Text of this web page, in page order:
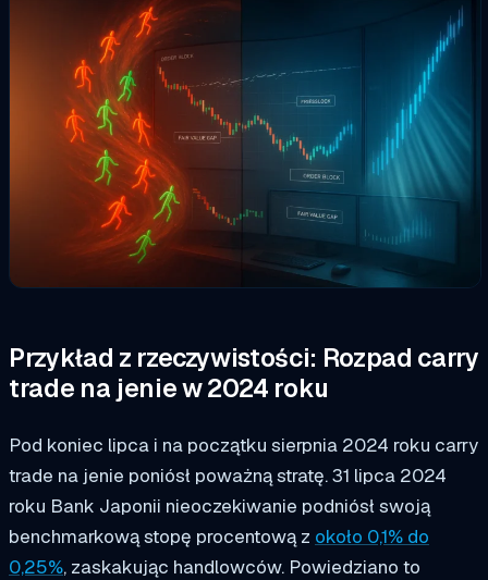
Przykład z rzeczywistości: Rozpad carry
trade na jenie w 2024 roku
Pod koniec lipca i na początku sierpnia 2024 roku carry
trade na jenie poniósł poważną stratę. 31 lipca 2024
roku Bank Japonii nieoczekiwanie podniósł swoją
benchmarkową stopę procentową z około 0,1% do
0,25%, zaskakując handlowców. Powiedziano to